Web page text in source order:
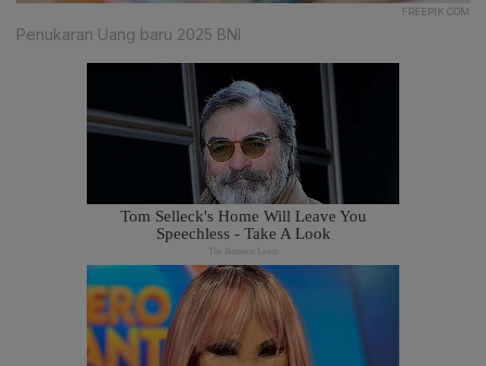
FREEPIK.COM
Penukaran Uang baru 2025 BNI